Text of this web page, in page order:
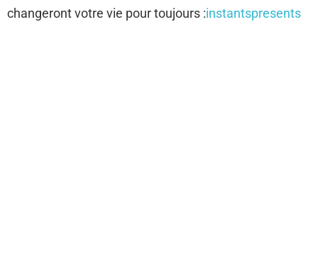
changeront votre vie pour toujours :instantspresents